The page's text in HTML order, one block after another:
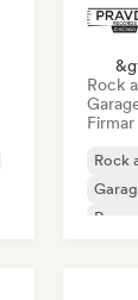
Rock
Rock
Reggae